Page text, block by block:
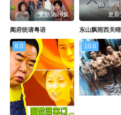
更新第28集
阖府统请粤语
更
东山飘雨西关
6.0 10.0